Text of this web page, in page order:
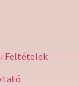
Feltételek